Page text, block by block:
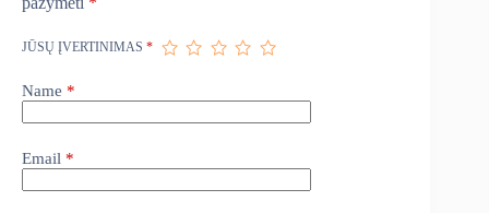
JŪSŲ ĮVERTINIMAS *
Name *
Email *